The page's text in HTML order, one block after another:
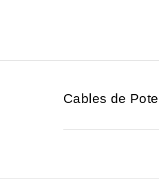
Cables de